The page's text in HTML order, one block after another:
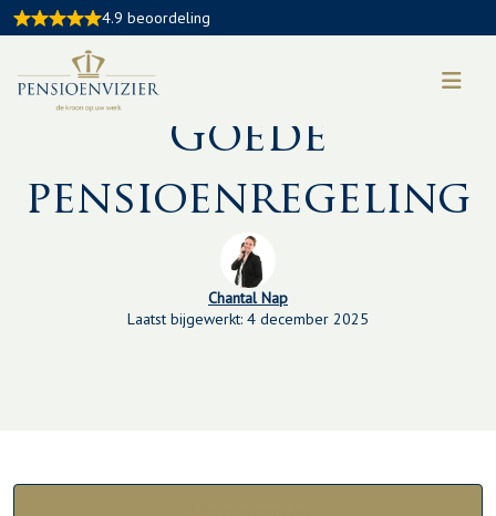
4.9 beoordeling
Goede
pensioenregeling
Chantal Nap
Laatst bijgewerkt: 4 december 2025